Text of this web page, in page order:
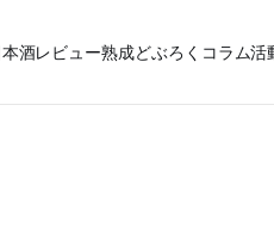
酒レビュー熟成どぶろく コラム活